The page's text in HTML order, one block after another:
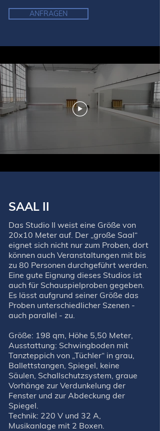
ANFRAGEN
SAAL II
Das Studio II weist eine Größe von
20x10 Meter auf. Der „große Saal“
eignet sich nicht nur zum Proben, dort
können auch Veranstaltungen mit bis
zu 80 Personen durchgeführt werden.
Eine gute Eignung dieses Studios ist
auch für Schauspielproben gegeben.
Es lässt aufgrund seiner Größe das
Proben unterschiedlicher Szenen -
auch parallel - zu.
Größe: 198 qm, Höhe 5,50 Meter,
Ausstattung: Schwingboden mit
Tanzteppich von „Tüchler“ in grau,
Ballettstangen, Spiegel, keine
Säulen, Schallschutzsystem, graue
Vorhänge zur Verdunkelung der
Fenster und zur Abdeckung der
Spiegel.
Technik: 220 V und 32 A,
Musikanlage mit 2 Boxen.